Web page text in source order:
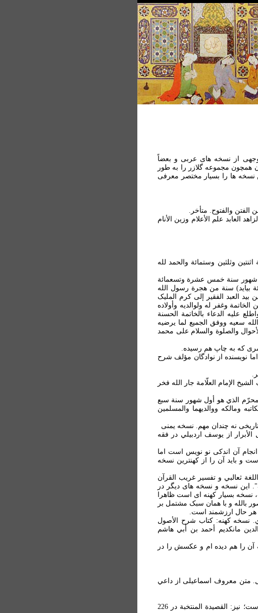
از نسخه های عربی و بعضاً
همچون مجموعه گلازر را به طور
نسخه ها را بسيار مختصر معرفی
العابد علم الأعلام وزين الأنام
وثلثين وستمائة والحمد لله
شهور سنة خمس عشرة وتسعمائة
بيايد) سنة من هجرة رسول الله
بيد العبد الفقير إلی کرم المليک
وغفر له ولوالديه وأولاده
عليه الدعاء بالخاتمة الحسنة
سعيه ووفق الجميع لما يرضيه
والصلوة والسلام علی محمد
که به چاپ هم رسيده.
نويسنده از نوادگان مؤلف شرح
الإمام العلّامة جار الله فخر
المحرّم الذي هو أول شهور سنة سبع
ومالکه ووالديهما والمسلمين
الأبرار از يوسف اردبيلي در فقه
انجام آن اندکی نو نويس است اما
و بايد آن را از کهنترين نسخه
ثعالبي و تفسير غريب القرآن
اين نسخه و نسخه های ديگر در
نسخه بسيار کهنه ای است ظاهرا
بالله و با همان سبک مشتمل بر
هر حال ارزشمند است.
نسخه کهنه: کتاب شرح الأصول
مانکديم أحمد بن أبي هاشم
آن را هم ديده ام و عکسش را در
متن معروف اسماعيلی از داعي
17-ش 3766 از نسخه های فهرست نشده: المنتخبة في الفقه تأليف قاضي نعمان. قصيده است؛ نيز: القصيدة المنتخبة در 226